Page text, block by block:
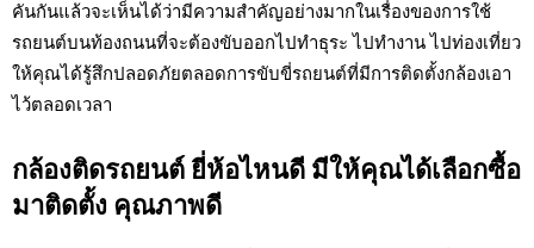
คันกันแล้วจะเห็นได้ว่ามีความสำคัญอย่างมากในเรื่องของการใช้
รถยนต์บนท้องถนนที่จะต้องขับออกไปทำธุระ ไปทำงาน ไปท่องเที่ยว
ให้คุณได้รู้สึกปลอดภัยตลอดการขับขี่รถยนต์ที่มีการติดตั้งกล้องเอา
ไว้ตลอดเวลา
กล้องติดรถยนต์ ยี่ห้อไหนดี มีให้คุณได้เลือกซื้อ
มาติดตั้ง คุณภาพดี